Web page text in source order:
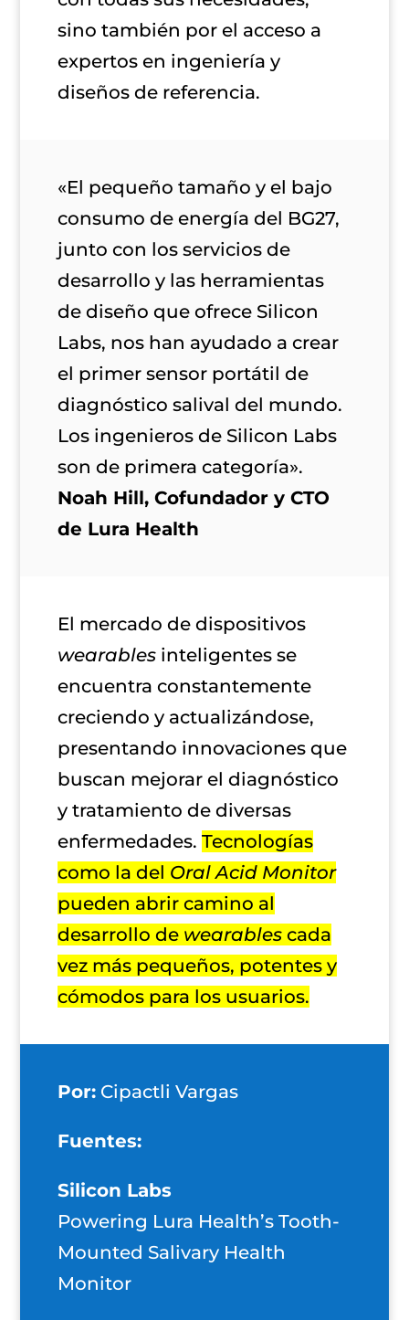
sino también por el acceso a
expertos en ingeniería y
diseños de referencia.
«El pequeño tamaño y el bajo
consumo de energía del BG27,
junto con los servicios de
desarrollo y las herramientas
de diseño que ofrece Silicon
Labs, nos han ayudado a crear
el primer sensor portátil de
diagnóstico salival del mundo.
Los ingenieros de Silicon Labs
son de primera categoría».
Noah Hill, Cofundador y CTO
de Lura Health
El mercado de dispositivos
wearablesinteligentes se
encuentra constantemente
creciendo y actualizándose,
presentando innovaciones que
buscan mejorar el diagnóstico
y tratamiento de diversas
enfermedades. Tecnologías
como la del Oral Acid Monitor
pueden abrir camino al
desarrollo de wearablescada
vez más pequeños, potentes y
cómodos para los usuarios.
Por:Cipactli Vargas
Fuentes:
Silicon Labs
Powering Lura Health’s Tooth-
Mounted Salivary Health
Monitor